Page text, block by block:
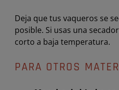
Deja que tus vaqueros se
posible. Si usas una
corto a baja temperatura.
PARA OTROS